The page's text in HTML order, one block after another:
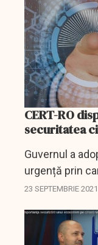
CERT-RO
securitatea
Guvernul a
urgență prin
instituţii
avea...
23 SEPTEMBRIE 2021